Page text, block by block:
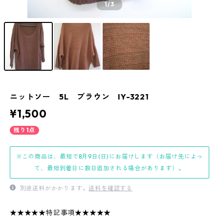
1/3
ニットソー 5L ブラウン IY-3221
¥1,500
残り1点
※この商品は、最短で8月9日(日)にお届けします（お届け先によっ
て、最短到着日に数日追加される場合があります）。
別途送料がかかります。送料を確認する
★★★★★特記事項★★★★★